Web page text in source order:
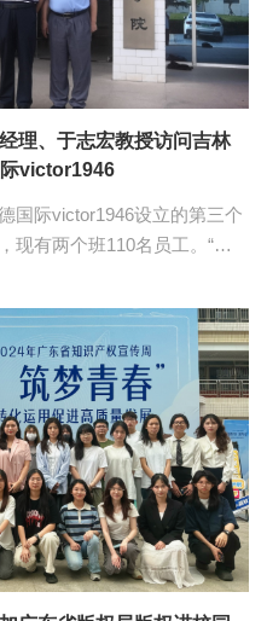
理、于志宏教授访问吉林
victor1946
国际victor1946设立的第三个
现有两个班110名员工。“国
年7月2日至7月6日，伟德国
经贸规则专业负责人于志宏教
有一定特色的吉林外国语大
访问、交流和学习，受到这两
吉林外国语大学
一的国家教育体制改革——“探
试点...